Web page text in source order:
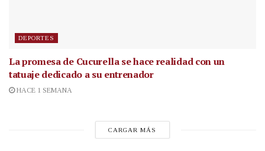
DEPORTES
La promesa de Cucurella se hace realidad con un
tatuaje dedicado a su entrenador
HACE 1 SEMANA
CARGAR MÁS